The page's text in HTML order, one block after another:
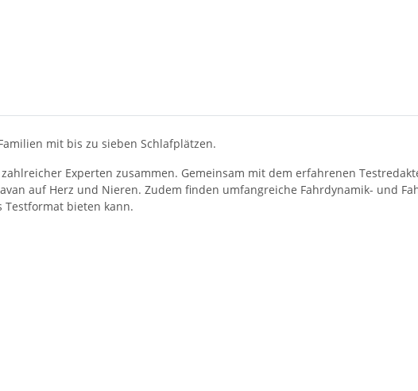
mit bis zu sieben Schlafplätzen.
Experten zusammen. Gemeinsam mit dem erfahrenen
auf Herz und Nieren. Zudem finden umfangreiche Fahrdynamik- und
Testformat bieten kann.